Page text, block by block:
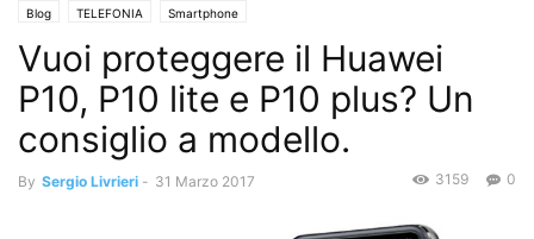
Blog TELEFONIA Smartphone
Vuoi proteggere il Huawei
P10, P10 lite e P10 plus? Un
consiglio a modello.
By Sergio Livrieri - 31 Marzo 2017 0
3159